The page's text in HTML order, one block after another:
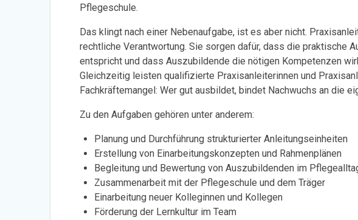
Pflegeschule.
Das klingt nach einer Nebenaufgabe, ist es aber nicht.
rechtliche Verantwortung. Sie sorgen dafür, dass die praktische
entspricht und dass Auszubildende die nötigen Kompetenzen
Gleichzeitig leisten qualifizierte Praxisanleiterinnen und
Fachkräftemangel: Wer gut ausbildet, bindet Nachwuchs an die
Zu den Aufgaben gehören unter anderem:
Planung und Durchführung strukturierter Anleitungseinheiten
Erstellung von Einarbeitungskonzepten und Rahmenplänen
Begleitung und Bewertung von Auszubildenden im
Zusammenarbeit mit der Pflegeschule und dem Träger
Einarbeitung neuer Kolleginnen und Kollegen
Förderung der Lernkultur im Team